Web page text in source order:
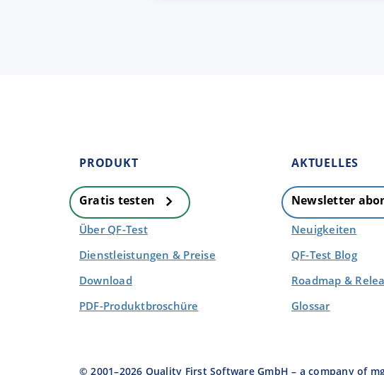
PRODUKT
Gratis testen
Über QF-Test
Dienstleistungen & Preise
Download
PDF-Produktbroschüre
AKTUELLES
Newsletter
Neuigkeiten
QF-Test Blog
Roadmap &
Glossar
© 2001–2026 Quality First Software GmbH – a company of